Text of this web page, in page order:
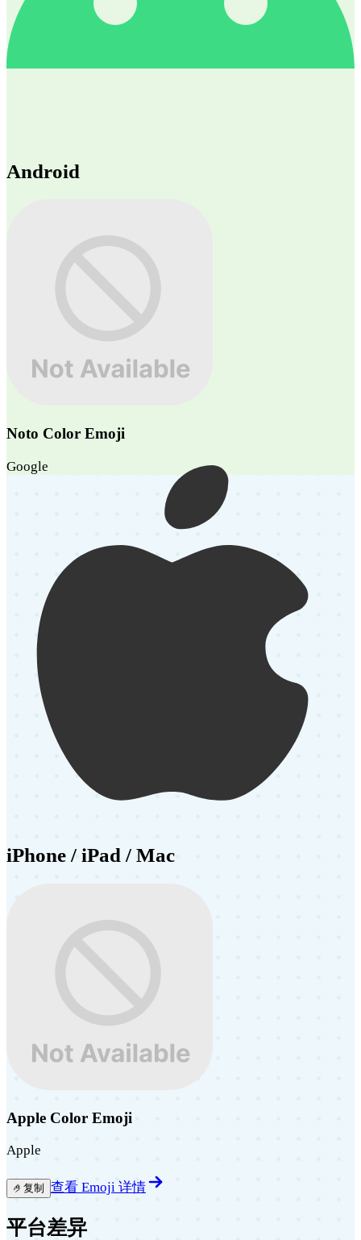
Android
Noto Color Emoji
Google
iPhone / iPad / Mac
Apple Color Emoji
Apple
🤌 复制 查看 Emoji 详情
平台差异